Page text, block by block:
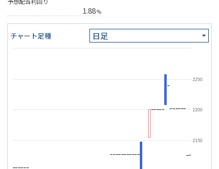
1.88%
チャート足種
2150
2200
2250